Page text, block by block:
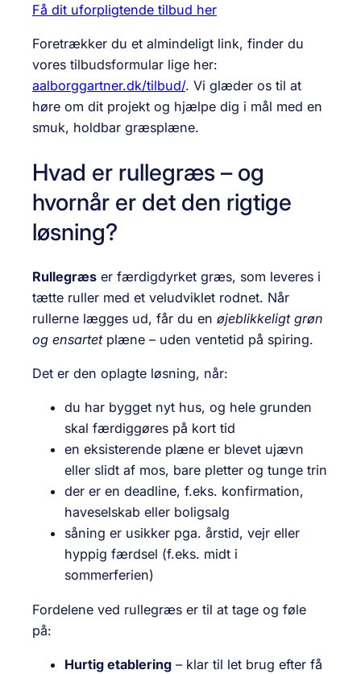
Få dit uforpligtende tilbud her
Foretrækker du et almindeligt link, finder du
vores tilbudsformular lige her:
aalborggartner.dk/tilbud/. Vi glæder os til at
høre om dit projekt og hjælpe dig i mål med en
smuk, holdbar græsplæne.
Hvad er rullegræs – og
hvornår er det den rigtige
løsning?
Rullegræs er færdigdyrket græs, som leveres i
tætte ruller med et veludviklet rodnet. Når
rullerne lægges ud, får du en øjeblikkeligt grøn
og ensartetplæne – uden ventetid på spiring.
Det er den oplagte løsning, når:
du har bygget nyt hus, og hele grunden
skal færdiggøres på kort tid
en eksisterende plæne er blevet ujævn
eller slidt af mos, bare pletter og tunge trin
der er en deadline, f.eks. konfirmation,
haveselskab eller boligsalg
såning er usikker pga. årstid, vejr eller
hyppig færdsel (f.eks. midt i
sommerferien)
Fordelene ved rullegræs er til at tage og føle
på:
Hurtig etablering – klar til let brug efter få